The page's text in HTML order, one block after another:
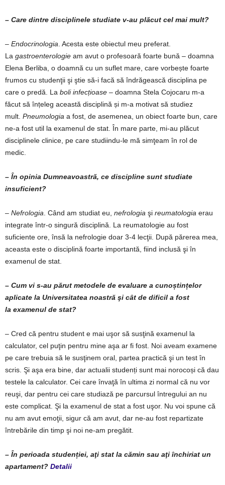
– Care dintre disciplinele studiate v-au plăcut cel mai mult?
– Endocrinologia . Acesta este obiectul meu preferat.
La gastroenterologie am avut o profesoară foarte bună – doamna
Elena Berliba, o doamnă cu un suflet mare, care vorbește foarte
frumos cu studenţii şi ştie să-i facă să îndrăgească disciplina pe
care o predă. La boli infecțioase – doamna Stela Cojocaru m-a
făcut să înțeleg această disciplină și m-a motivat să studiez
mult. Pneumologia a fost, de asemenea, un obiect foarte bun, care
ne-a fost util la examenul de stat. În mare parte, mi-au plăcut
disciplinele clinice, pe care studiindu-le mă simţeam în rol de
medic.
– În opinia Dumneavoastră, ce discipline sunt studiate
insuficient?
– Nefrologia . Când am studiat eu, nefrologia şi reumatologia erau
integrate într-o singură disciplină. La reumatologie au fost
suficiente ore, însă la nefrologie doar 3-4 lecţii. După părerea mea,
aceasta este o disciplină foarte importantă, fiind inclusă şi în
examenul de stat.
– Cum vi s-au părut metodele de evaluare a cunoștințelor
aplicate la Universitatea noastră şi cât de dificil a fost
la examenul de stat?
– Cred că pentru student e mai uşor să susţină examenul la
calculator, cel puţin pentru mine aşa ar fi fost. Noi aveam examene
pe care trebuia să le susţinem oral, partea practică şi un test în
scris. Şi aşa era bine, dar actualii studenți sunt mai norocoși că dau
testele la calculator. Cei care învaţă în ultima zi normal că nu vor
reuşi, dar pentru cei care studiază pe parcursul întregului an nu
este complicat. Şi la examenul de stat a fost uşor. Nu voi spune că
nu am avut emoţii, sigur că am avut, dar ne-au fost repartizate
întrebările din timp şi noi ne-am pregătit.
– În perioada studenției, aţi stat la cămin sau aţi închiriat un
apartament? Detalii